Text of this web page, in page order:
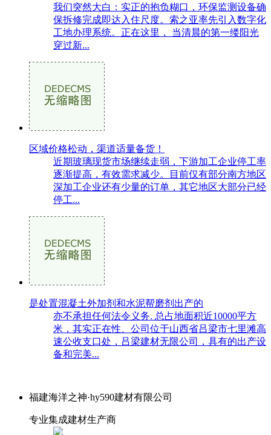
我们突然大白：实正的抱负糊口，环保监测设备确
保拆修完成即达入住尺度。索之亚率先引入数字化
工地办理系统。正在这里， 当清晨的第一缕阳光
穿过新...
区域价格松动，渠道适量备货！
近期玻璃现货市场继续走弱，下游加工企业停工率
逐渐提高，有效需求减少。目前仅有部分南方地区
深加工企业还有少量的订单，其它地区大部分已经
停工...
是处置混凝土外加剂和水泥帮磨剂出产的
亦不承担任何法令义务. 总占地面积近10000平方
米，其实正在性、公司位于山西省吕梁市七里滩高
速公收支口处，吕梁建材无限公司，具有的出产设
备和完美...
福建海洋之神·hy590建材有限公司
专业集成建材生产商